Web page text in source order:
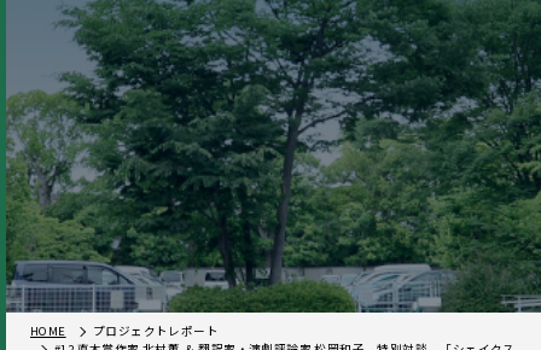
HOME
プロジェクトレポート